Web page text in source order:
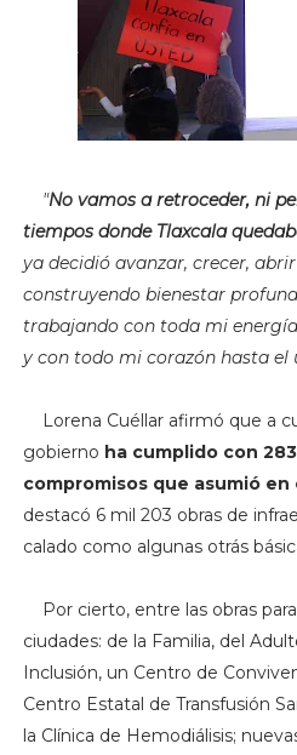
"No vamos a retroceder, ni
tiempos donde Tlaxcala
ya decidió avanzar, crecer,
construyendo bienestar
trabajando con toda mi
y con todo mi corazón hasta el
Lorena Cuéllar afirmó que a
gobierno ha cumplido con
compromisos que asumió en
destacó 6 mil 203 obras de
calado como algunas otrás
Por cierto, entre las obras
ciudades: de la Familia, del
Inclusión, un Centro de
Centro Estatal de Transfusión
la Clínica de Hemodiálisis;